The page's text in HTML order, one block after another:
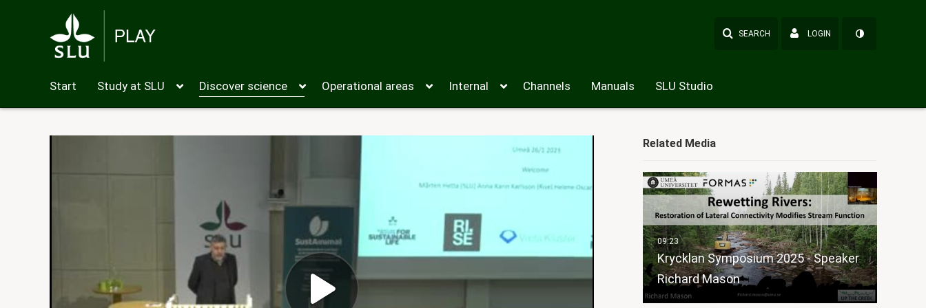
SEARCH LOGIN
Start Study at SLU Discover science Operational areas Internal Channels Manuals SLU Studio
Related Media
Krycklan Symposium 2025 - Speaker
Richard Mason